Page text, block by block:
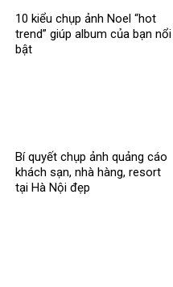
10 kiểu chụp ảnh Noel “hot
trend” giúp album của bạn nổi
bật
Bí quyết chụp ảnh quảng cáo
khách sạn, nhà hàng, resort
tại Hà Nội đẹp